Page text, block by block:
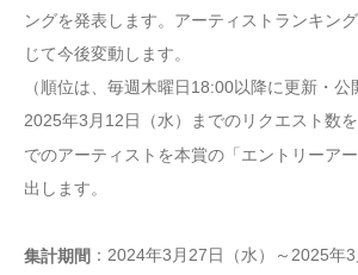
ングを発表します。アーティストランキン
じて今後変動します。
（順位は、毎週木曜日18:00以降に更新・公
2025年3月12日（水）までのリクエスト数を
でのアーティストを本賞の「エントリーア
出します。
集計期間 ：2024年3月27日（水）～2025年3